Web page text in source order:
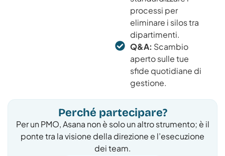
processi per
eliminare i silos tra
dipartimenti.
Q&A: Scambio
aperto sulle tue
sfide quotidiane di
gestione.
Perché partecipare?
Per un PMO, Asana non è solo un altro strumento; è il
ponte tra la visione della direzione e l’esecuzione
dei team.